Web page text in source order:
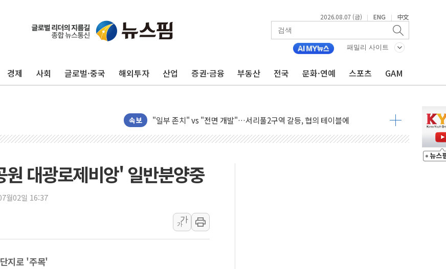
2026.08.07 (금) | ENG | 中文
패밀리 사이트
경제 사회 글로벌·중국 해외투자 산업 증권·금융 부동산 전국 문화·연예 스포츠 GAM
속보
[뉴스핌 이 시각 PICK] 축구협회 성접대 기간, 대표팀 무패 外
美 정보 당국 "푸틴, 몇 년 내 NATO 결속력 시험하려 한정적 침공 가능성"
서울시, 정비사업으로 주택 36% 늘었다...공급부족 전 시장 규제 탓 커
신인류콘텐츠, 핀란드 AI 기업 Audission Oy와 운영 파트너십 체결
[AI 카드뉴스] 기후변화가 바꾼 대한민국 여름
국민의힘 윤리위, '부산 돌려차기 발언' 논란 서범수·진종오 징계절차 개시
전남광주 구례 산불 32분 만에 주불 진화...인명피해 없어
캠코, 5918억원 규모 압류재산 1506건 공매
가오픈한 홈플러스
돌아온 홈플러스
[종합] 청도 흥선리 야산 산불 1시간36분만에 주불진화....인명피해 없어
대광로제비앙' 일반분양중
월02일 16:37
가
가
지로 '주목'